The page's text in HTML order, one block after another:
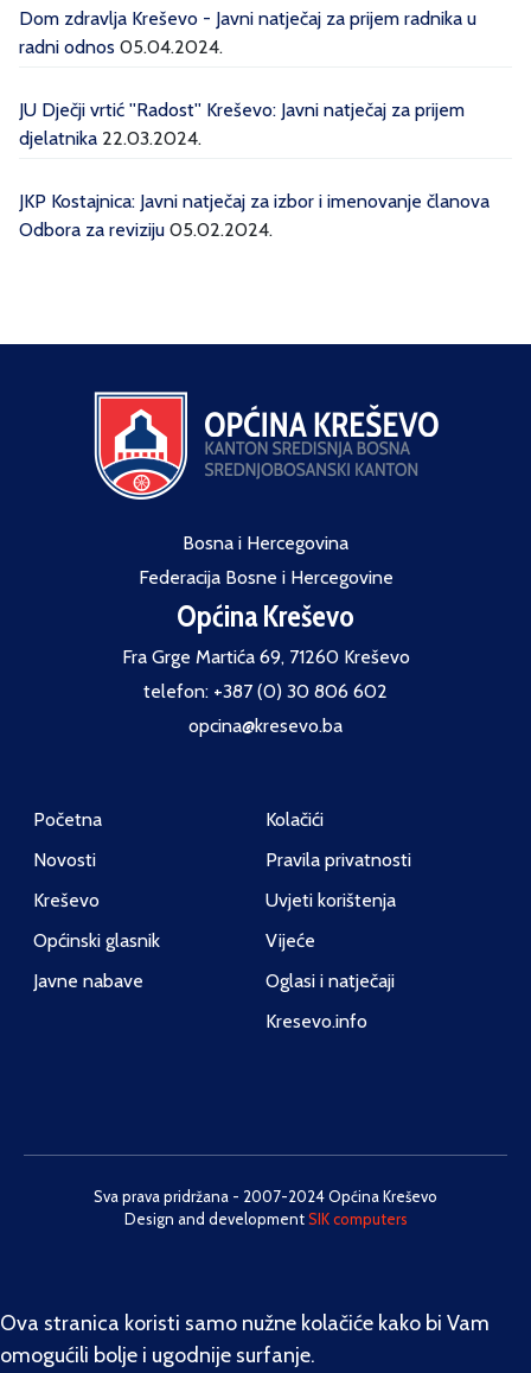
Dom zdravlja Kreševo - Javni natječaj za prijem radnika u
radni odnos 05.04.2024.
JU Dječji vrtić ''Radost'' Kreševo: Javni natječaj za prijem
djelatnika 22.03.2024.
JKP Kostajnica: Javni natječaj za izbor i imenovanje članova
Odbora za reviziju 05.02.2024.
Bosna i Hercegovina
Federacija Bosne i Hercegovine
Općina Kreševo
Fra Grge Martića 69, 71260 Kreševo
telefon: +387 (0) 30 806 602
opcina@kresevo.ba
Početna
Novosti
Kreševo
Općinski glasnik
Javne nabave
Kolačići
Pravila privatnosti
Uvjeti korištenja
Vijeće
Oglasi i natječaji
Kresevo.info
Sva prava pridržana - 2007-2024 Općina Kreševo
Design and developmentSIK computers
Ova stranica koristi samo nužne kolačiće kako bi Vam
omogućili bolje i ugodnije surfanje.